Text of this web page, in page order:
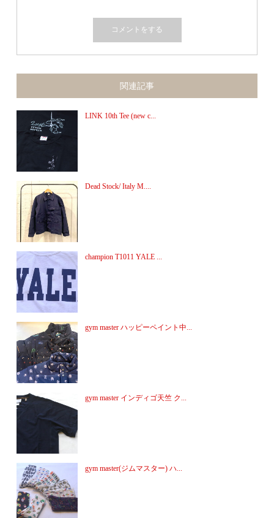
関連記事
LINK 10th Tee (new c...
Dead Stock/ Italy M....
champion T1011 YALE ...
gym master ハッピーペイント中...
gym master インディゴ天竺 ク...
gym master(ジムマスター) ハ...